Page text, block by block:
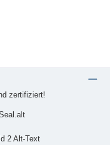
zertifiziert!